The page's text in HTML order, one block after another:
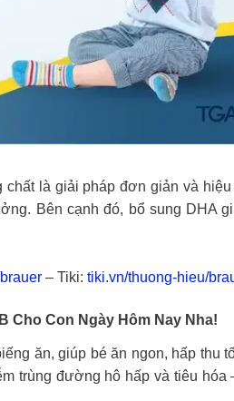
là giải pháp đơn giản và
Bên cạnh đó, bổ sung DHA
– Tiki: tiki.vn/thuong-hieu/
Cho Con Ngày Hôm Nay Nha!
ăn, giúp bé ăn ngon, hấp thu
trùng đường hô hấp và tiêu hóa